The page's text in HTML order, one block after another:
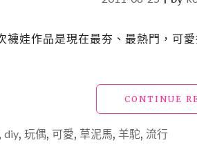
襪娃作品是現在最夯、最熱門，
CONTINUE
, diy, 玩偶, 可愛, 草泥馬, 羊駝, 流行